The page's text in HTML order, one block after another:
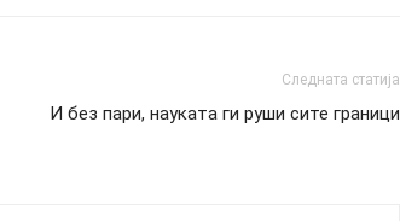
Следната статија
И без пари, науката ги руши сите граници